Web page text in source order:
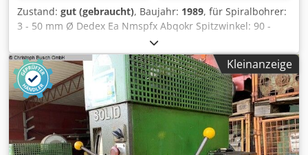
Zustand: gut (gebraucht), Baujahr: 1989, für Spiralbohrer:
3 - 50 mm Ø Dedex Ea Nmspfx Abqokr Spitzwinkel: 90 -
140° verstellbarer Freiwinkel Schleifmotor: 2800 Upm, 0,25
kW Getriebemotor für Schwenkbewegung: 0,12 kW
Schleifscheibenabmessungen: 175 x 32 x 20/90 x 20 mm
Platzbedarf: 800 x 550 x 1140 mm Gewicht: 120 kg
Kleinanzeige